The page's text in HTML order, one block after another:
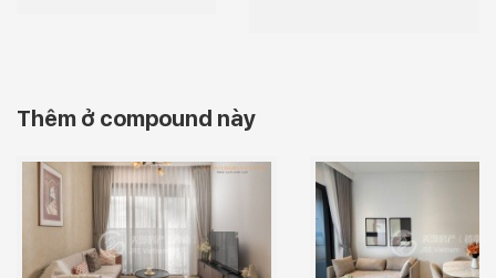
Thêm ở compound này